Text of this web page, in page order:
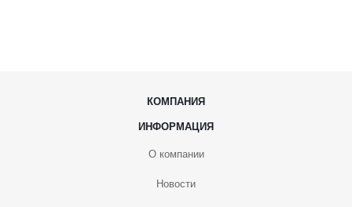
КОМПАНИЯ
ИНФОРМАЦИЯ
О компании
Новости